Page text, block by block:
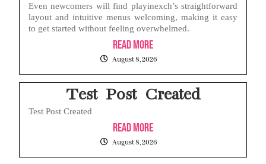
Even newcomers will find playinexch’s straightforward
layout and intuitive menus welcoming, making it easy
to get started without feeling overwhelmed.
Read More
August 8, 2026
Test Post Created
Test Post Created
Read More
August 8, 2026